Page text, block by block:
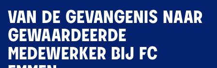
VAN DE GEVANGENIS NAAR
GEWAARDEERDE
MEDEWERKER BIJ FC